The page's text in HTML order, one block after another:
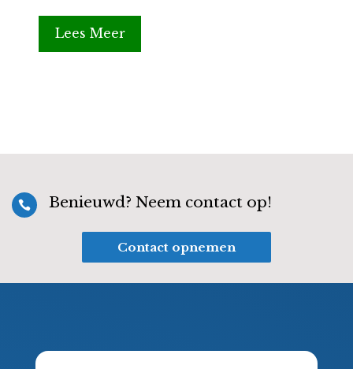
Lees Meer
 Benieuwd? Neem contact op!
Contact opnemen